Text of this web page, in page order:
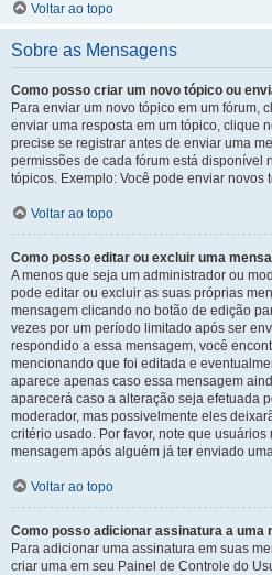
Voltar ao topo
Sobre as Mensagens
Como posso criar um novo tópico ou
Para enviar um novo tópico em um fórum,
enviar uma resposta em um tópico, clique
precise se registrar antes de enviar uma
permissões de cada fórum está disponível
tópicos. Exemplo: Você pode enviar novos
Voltar ao topo
Como posso editar ou excluir uma
A menos que seja um administrador ou
pode editar ou excluir as suas próprias
mensagem clicando no botão de edição
vezes por um período limitado após ser
respondido a essa mensagem, você
mencionando que foi editada e
aparece apenas caso essa mensagem
aparecerá caso a alteração seja efetuada
moderador, mas possivelmente eles
critério usado. Por favor, note que
mensagem após alguém já ter enviado
Voltar ao topo
Como posso adicionar assinatura a uma
Para adicionar uma assinatura em suas
criar uma em seu Painel de Controle do